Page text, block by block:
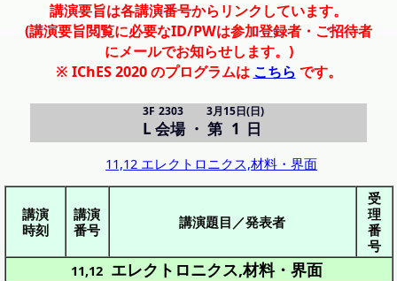
講演要旨は各講演番号からリンクしています。
(講演要旨閲覧に必要なID/PWは参加登録者・ご招待者
にメールでお知らせします。)
※ IChES 2020 のプログラムは こちら です。
L 会場
3F 2303
・ 第 1 日
3月15日(日)
11,12 エレクトロニクス,材料・界面
講演
時刻
講演
番号
講演題目／発表者
受
理
番
号
11,12 エレクトロニクス,材料・界面